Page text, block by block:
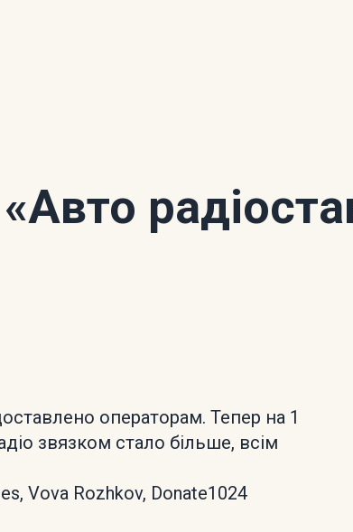
«Авто
операторам. Тепер на 1
звязком стало більше, всім
Vova Rozhkov, Donate1024